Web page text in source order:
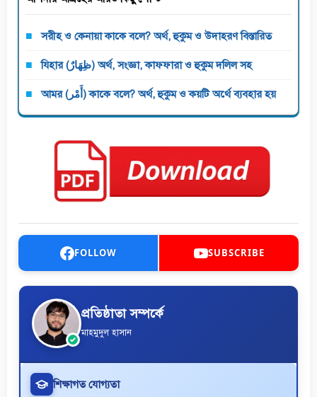
সরীহ ও কেনায়া কাকে বলে? অর্থ, হুকুম ও উদাহরণ বিস্তারিত
যিহার (ظِهَارٌ) অর্থ, সংজ্ঞা, কাফফারা ও হুকুম দলিল সহ
আমর (أَمْر) কাকে বলে? অর্থ, হুকুম ও কয়টি অর্থে ব্যবহার হয়
FOLLOW SUBSCRIBE
প্রতিষ্ঠাতা সম্পর্কে
মাহমুদুল হাসান
শিক্ষাগত যোগ্যতা